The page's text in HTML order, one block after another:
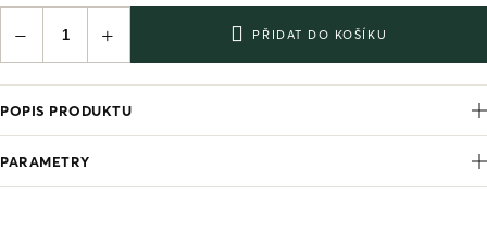
+
− PŘIDAT DO KOŠÍKU
POPIS PRODUKTU
PARAMETRY